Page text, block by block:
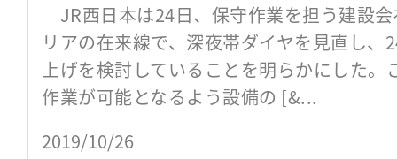
JR西日本は24日、保守作業を担う建設
リアの在来線で、深夜帯ダイヤを見直し、
上げを検討していることを明らかにした。
作業が可能となるよう設備の [&...
2019/10/26